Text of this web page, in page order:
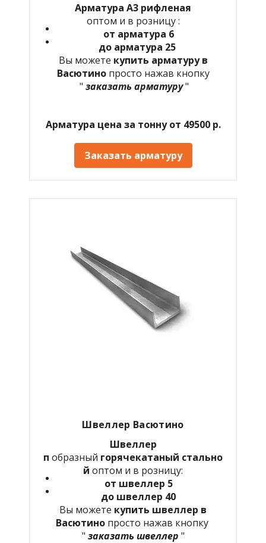
Арматура А3 рифленая
оптом и в розницу :
от арматура 6
до арматура 25
Вы можете купить арматуру в
Васютино просто нажав кнопку
" заказать арматуру"
Арматура цена за тонну от 49500 р.
Заказать арматуру
Швеллер Васютино
Швеллер
п образный горячекатаный стально
й оптом и в розницу:
от швеллер 5
до швеллер 40
Вы можете купить швеллер в
Васютино просто нажав кнопку
" заказать швеллер "